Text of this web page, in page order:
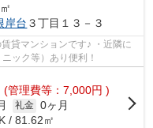
岸台 ３丁目１３－３
貸マンションです♪ ・近隣に
ック等）あり便利！
(管理費等：7,000円 )
礼金 0ヶ月
/ 81.62㎡